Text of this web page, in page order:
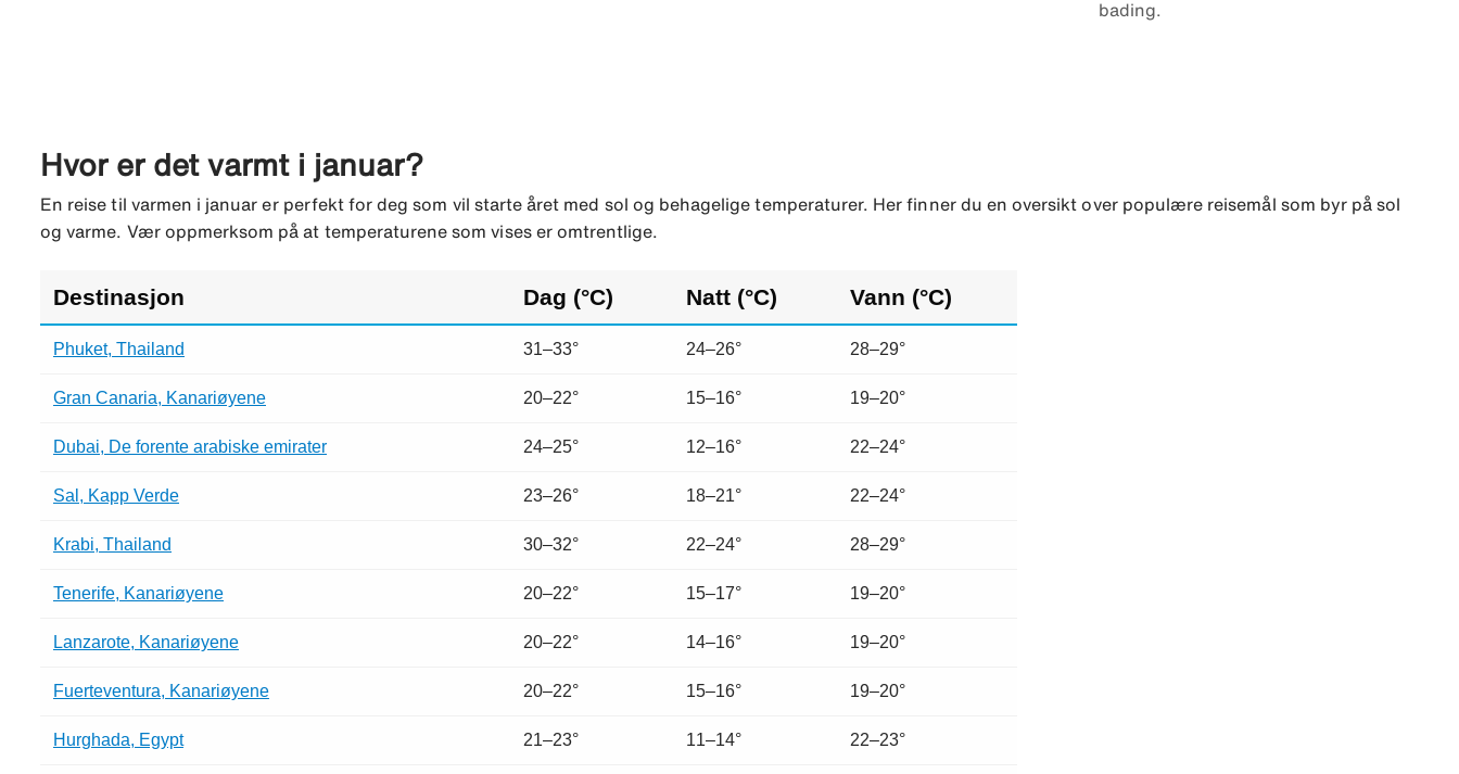
bading.
Hvor er det varmt i januar?
En reise til varmen i januar er perfekt for deg som vil starte året med sol og behagelige temperaturer. Her finner du en oversikt over populære reisemål som byr på sol
og varme. Vær oppmerksom på at temperaturene som vises er omtrentlige.
reisemål
januar
temperatur
dag,
natt
vann
Destinasjon Dag (°C) Natt (°C) Vann (°C)
Phuket, Thailand 31–33° 24–26° 28–29°
Gran Canaria, Kanariøyene 20–22° 15–16° 19–20°
Dubai, De forente arabiske emirater 24–25° 12–16° 22–24°
Sal, Kapp Verde 23–26° 18–21° 22–24°
Krabi, Thailand 30–32° 22–24° 28–29°
Tenerife, Kanariøyene 20–22° 15–17° 19–20°
Lanzarote, Kanariøyene 20–22° 14–16° 19–20°
Fuerteventura, Kanariøyene 20–22° 15–16° 19–20°
Hurghada, Egypt 21–23° 11–14° 22–23°